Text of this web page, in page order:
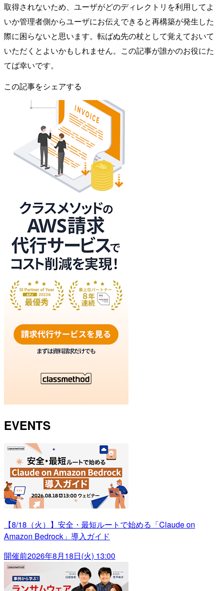
取得されないため、ユーザがどのディレクトリを利用してよ
いか管理者側からユーザにお伝えできると再構築が発生した
際に困らないと思います。転ばぬ先の杖として覚えておいて
いただくとよいかもしれません。この記事が誰かのお役にた
てば幸いです。
この記事をシェアする
EVENTS
【8/18（火）】安全・最短ルートで始める「Claude on
Amazon Bedrock」導入ガイド
開催前2026年8月18日(火) 13:00